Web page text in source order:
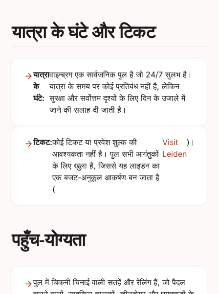
यात्रा के घंटे और टिकट
यात्रा
के
घंटे:
वाइन्ब्रग एक सार्वजनिक पुल है जो 24/7 सुलभ है।
यात्रा के समय पर कोई प्रतिबंध नहीं है, लेकिन
सुरक्षा और सर्वोत्तम दृश्यों के लिए दिन के उजाले में
जाने की सलाह दी जाती है।
टिकट:कोई टिकट या प्रवेश शुल्क की
आवश्यकता नहीं है। पुल सभी आगंतुकों
के लिए खुला है, जिससे यह लाइडन का
एक बजट-अनुकूल आकर्षण बन जाता है
(
Visit
Leiden
)।
पहुँच-योग्यता
पुल में चिकनी चिनाई वाली सतहें और रेलिंग हैं, जो पैदल